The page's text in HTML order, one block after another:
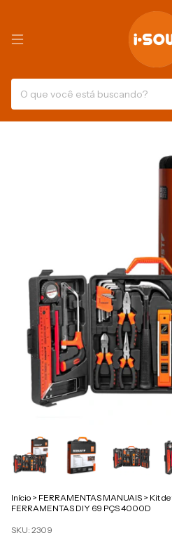
Início > FERRAMENTAS MANUAIS > Kit
FERRAMENTAS DIY 69 PÇS 4000D
SKU: 2309